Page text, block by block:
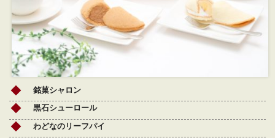
銘菓シャロン
黒石シューロール
わどなのリーフパイ